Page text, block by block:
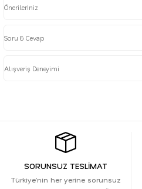
Önerileriniz
Soru & Cevap
Alışveriş Deneyimi
SORUNSUZ TESLİMAT
Türkiye’nin her yerine sorunsuz